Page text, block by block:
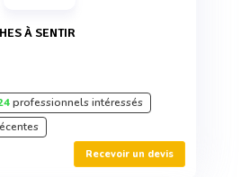
À SENTIR
professionnels intéressés
Recevoir un devis